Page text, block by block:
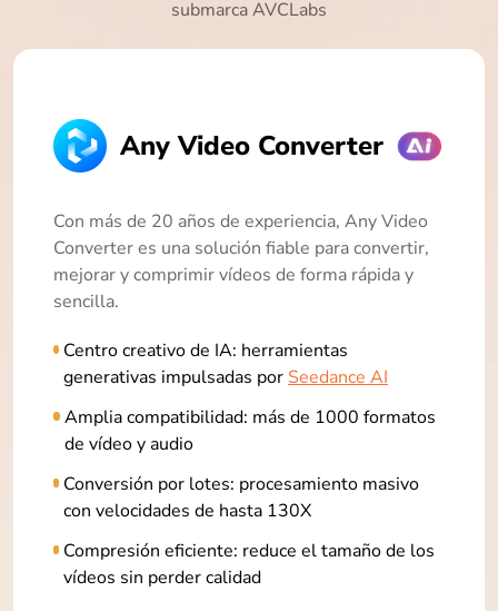
submarca AVCLabs
Any Video Converter
Con más de 20 años de experiencia, Any Video
Converter es una solución fiable para convertir,
mejorar y comprimir vídeos de forma rápida y
sencilla.
Centro creativo de IA: herramientas
generativas impulsadas por Seedance AI
Amplia compatibilidad: más de 1000 formatos
de vídeo y audio
Conversión por lotes: procesamiento masivo
con velocidades de hasta 130X
Compresión eficiente: reduce el tamaño de los
vídeos sin perder calidad